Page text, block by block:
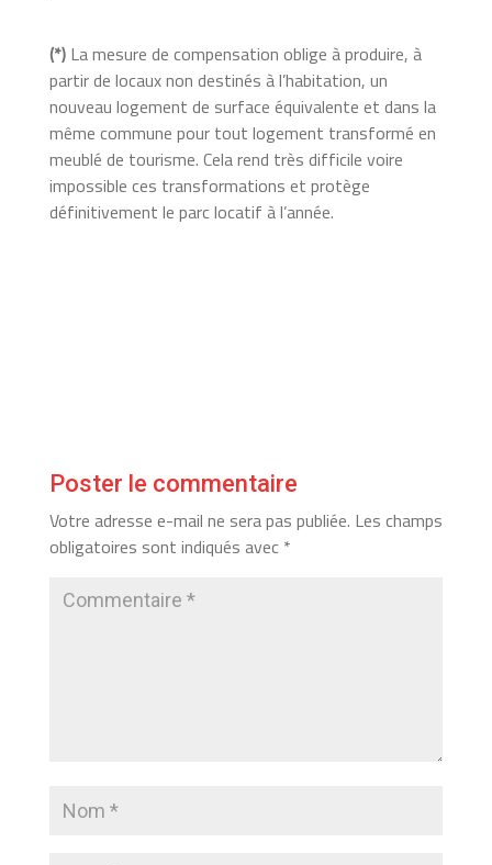
(*)La mesure de compensation oblige à produire, à
partir de locaux non destinés à l’habitation, un
nouveau logement de surface équivalente et dans la
même commune pour tout logement transformé en
meublé de tourisme. Cela rend très difficile voire
impossible ces transformations et protège
définitivement le parc locatif à l’année.
Poster le commentaire
Votre adresse e-mail ne sera pas publiée. Les champs
obligatoires sont indiqués avec *